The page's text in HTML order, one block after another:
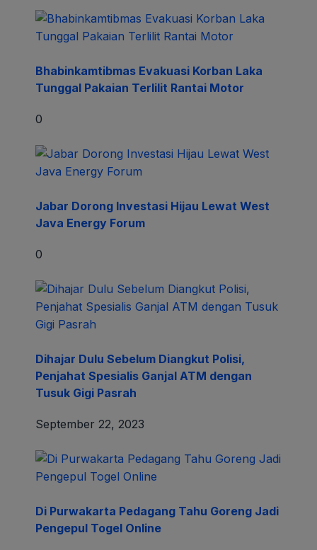
Bhabinkamtibmas Evakuasi Korban Laka
Tunggal Pakaian Terlilit Rantai Motor
0
Jabar Dorong Investasi Hijau Lewat West
Java Energy Forum
0
Dihajar Dulu Sebelum Diangkut Polisi,
Penjahat Spesialis Ganjal ATM dengan
Tusuk Gigi Pasrah
September 22, 2023
Di Purwakarta Pedagang Tahu Goreng Jadi
Pengepul Togel Online